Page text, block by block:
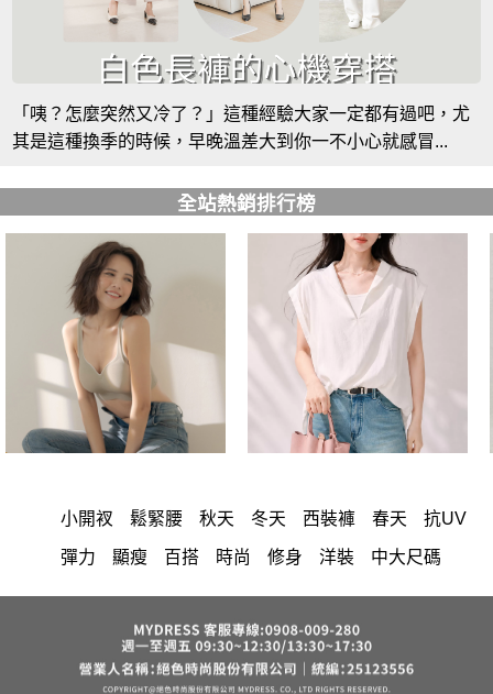
「咦？怎麼突然又冷了？」這種經驗大家一定都有過吧，尤
其是這種換季的時候，早晚溫差大到你一不小心就感冒...
全站熱銷排行榜
小開衩 鬆緊腰 秋天 冬天 西裝褲 春天 抗UV
彈力 顯瘦 百搭 時尚 修身 洋裝 中大尺碼
上衣 長洋裝 小香風 套裝 棉花糖女孩 褲裙
牛仔褲 長裙 雪紡 V領 裙子
正韓 洋裝 褲 針織 上身 氣質 連身褲 裙